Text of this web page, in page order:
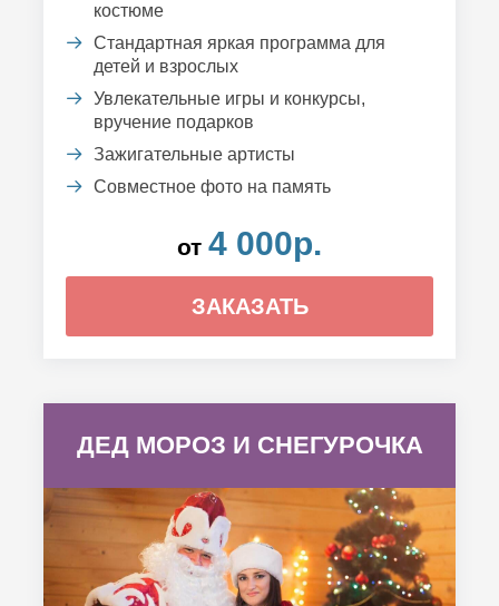
костюме
Стандартная яркая программа для
детей и взрослых
Увлекательные игры и конкурсы,
вручение подарков
Зажигательные артисты
Совместное фото на память
от 4 000р.
ЗАКАЗАТЬ
ДЕД МОРОЗ И СНЕГУРОЧКА